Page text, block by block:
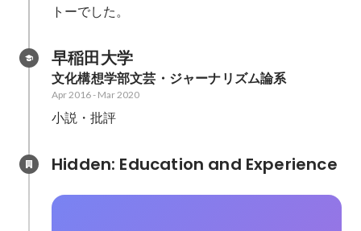
トーでした。
早稲田大学
文化構想学部文芸・ジャーナリズム論系
Apr 2016- Mar 2020
小説・批評